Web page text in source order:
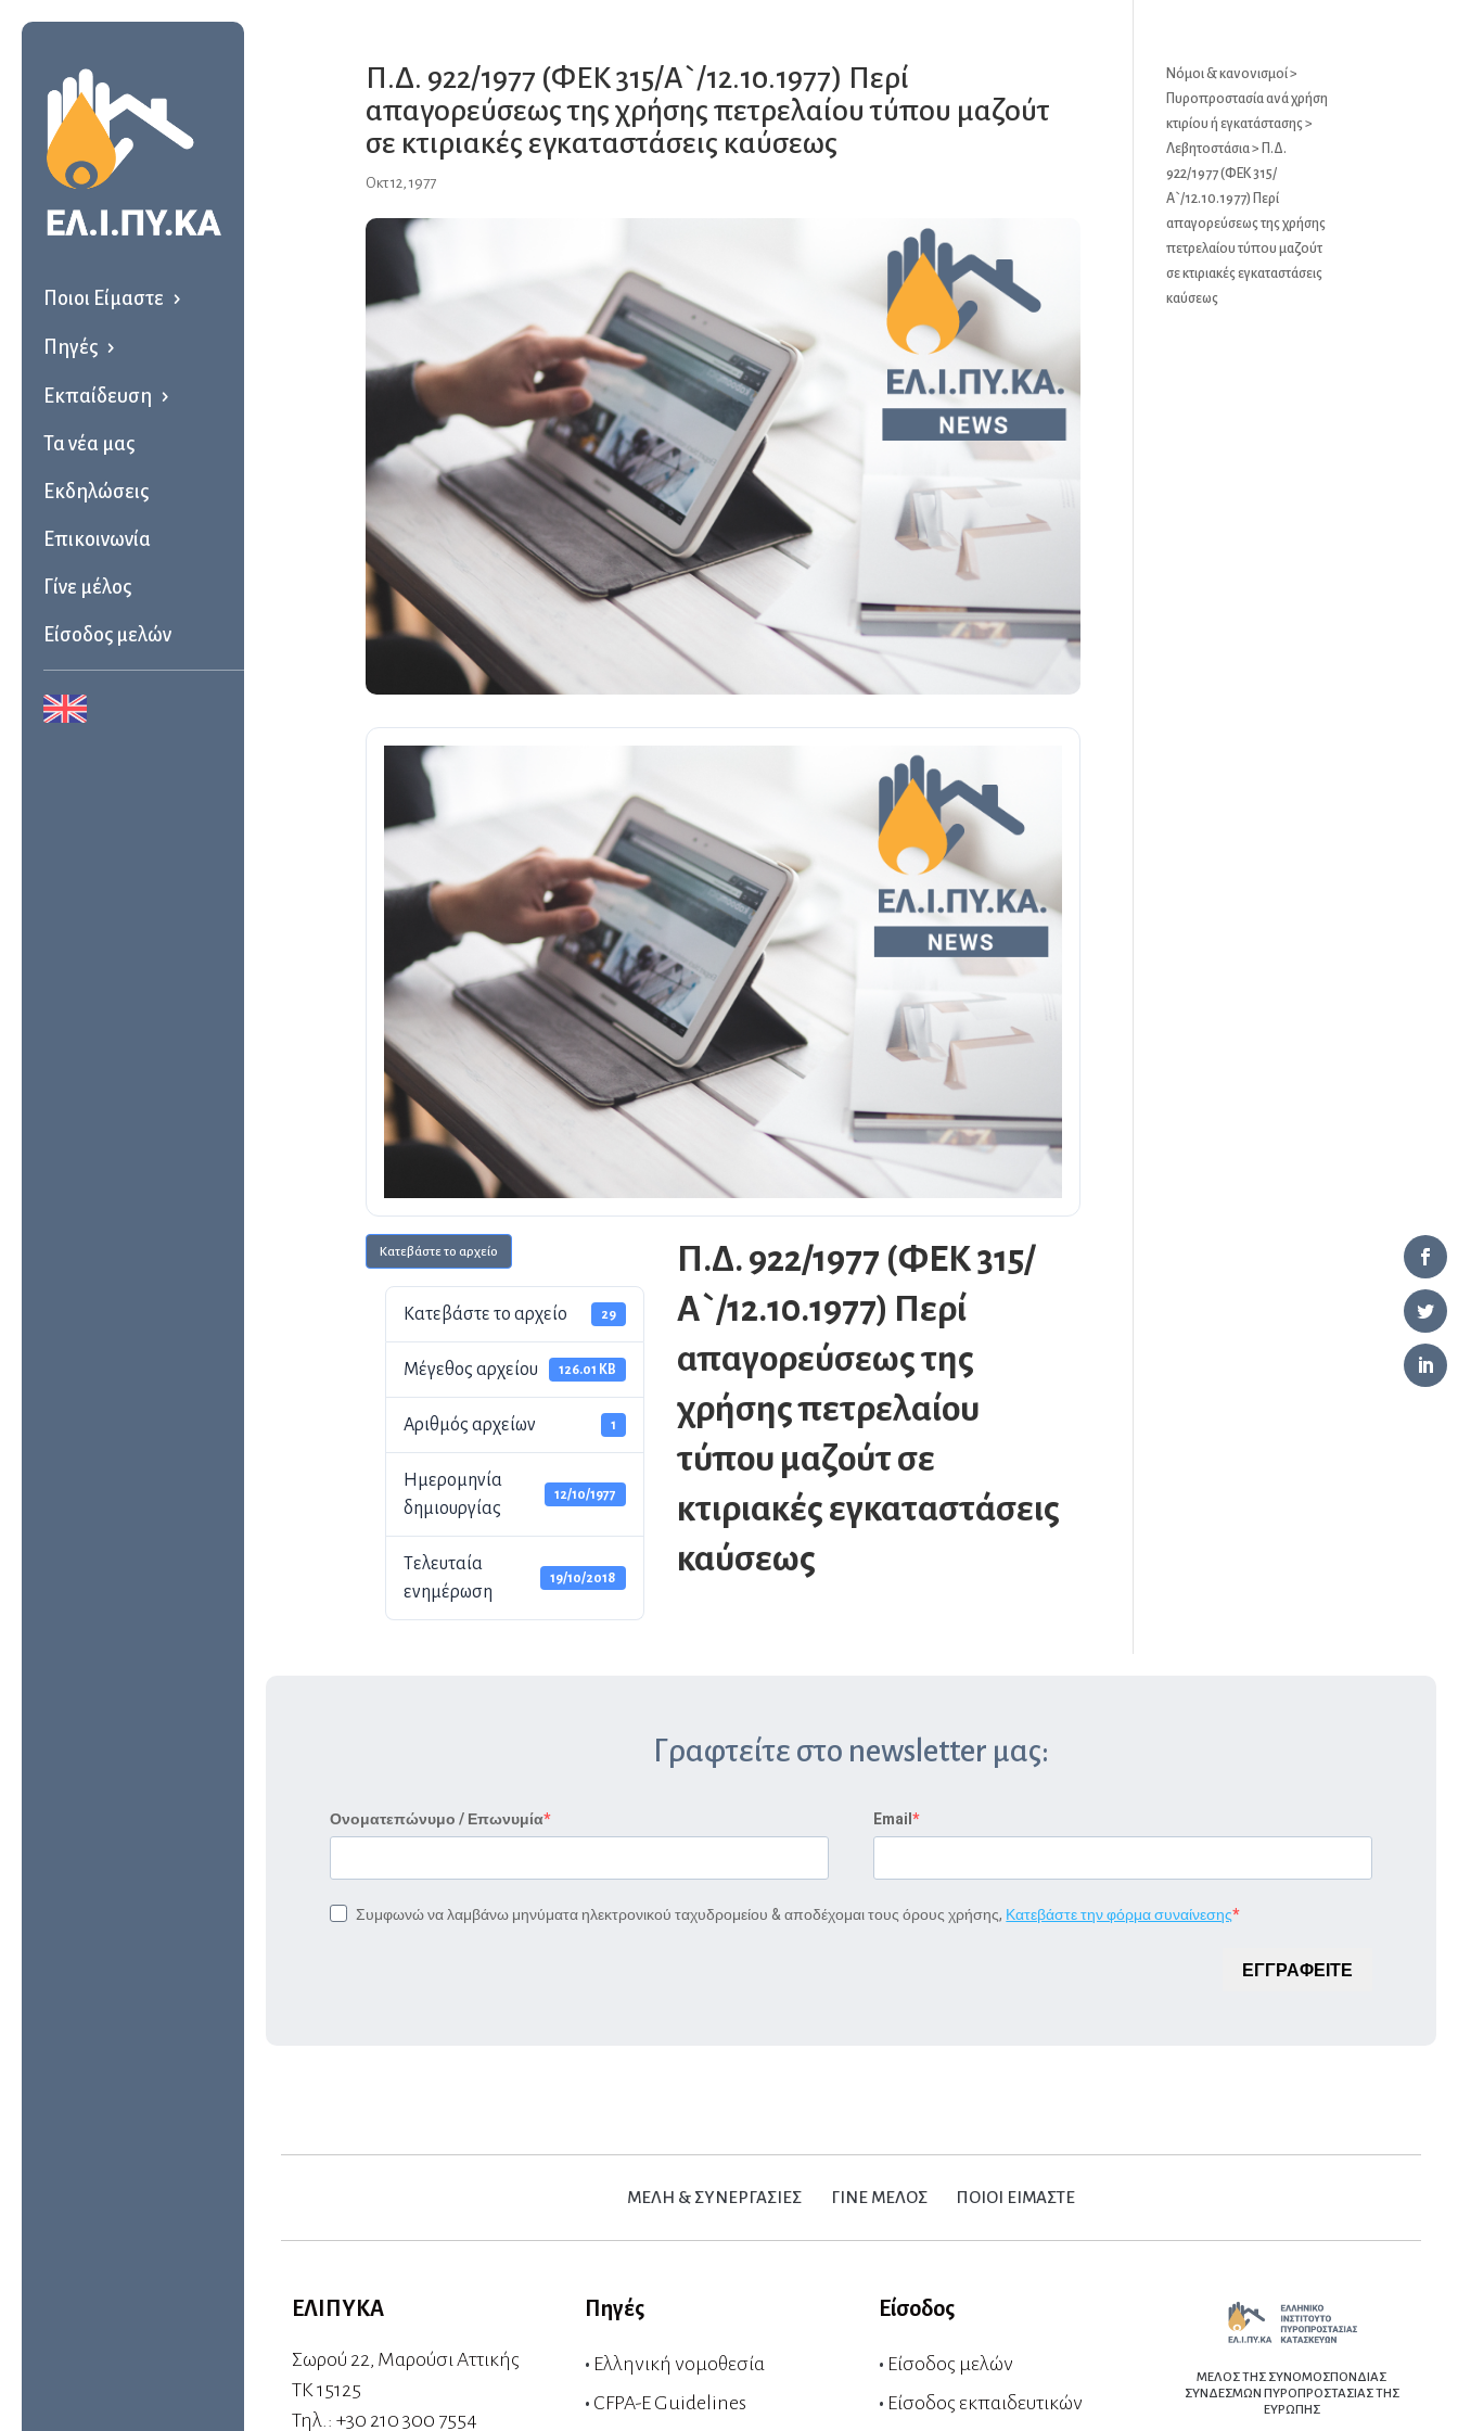
Ποιοι Είμαστε
Πηγές
Εκπαίδευση
Τα νέα μας
Εκδηλώσεις
Επικοινωνία
Γίνε μέλος
Είσοδος μελών
Π.Δ. 922/1977 (ΦΕΚ 315/Α`/12.10.1977) Περί
απαγορεύσεως της χρήσης πετρελαίου τύπου μαζούτ
σε κτιριακές εγκαταστάσεις καύσεως
Οκτ 12, 1977
Κατεβάστε το αρχείο
Κατεβάστε το αρχείο 29
Μέγεθος αρχείου 126.01 KB
Αριθμός αρχείων 1
Ημερομηνία
δημιουργίας
12/10/1977
Τελευταία
ενημέρωση
19/10/2018
Π.Δ. 922/1977 (ΦΕΚ 315/
Α`/12.10.1977) Περί
απαγορεύσεως της
χρήσης πετρελαίου
τύπου μαζούτ σε
κτιριακές εγκαταστάσεις
καύσεως
Νόμοι & κανονισμοί>
Πυροπροστασία ανά χρήση
κτιρίου ή εγκατάστασης>
Λεβητοστάσια> Π.Δ.
922/1977 (ΦΕΚ 315/
Α`/12.10.1977) Περί
απαγορεύσεως της χρήσης
πετρελαίου τύπου μαζούτ
σε κτιριακές εγκαταστάσεις
καύσεως
Γραφτείτε στο newsletter μας:
Ονοματεπώνυμο / Επωνυμία Email
Συμφωνώ να λαμβάνω μηνύματα ηλεκτρονικού ταχυδρομείου & αποδέχομαι τους όρους χρήσης, Κατεβάστε την φόρμα συναίνεσης
ΕΓΓΡΑΦΕΙΤΕ
ΜΕΛΗ & ΣΥΝΕΡΓΑΣΙΕΣ ΓΙΝΕ ΜΕΛΟΣ ΠΟΙΟΙ ΕΙΜΑΣΤΕ
ΕΛΙΠΥΚΑ
Σωρού 22, Μαρούσι Αττικής
ΤΚ 15125
Τηλ.: +30 210 300 7554
Πηγές
• Ελληνική νομοθεσία
• CFPA-E Guidelines
Είσοδος
• Είσοδος μελών
• Είσοδος εκπαιδευτικών
ΜΕΛΟΣ ΤΗΣ ΣΥΝΟΜΟΣΠΟΝΔΙΑΣ
ΣΥΝΔΕΣΜΩΝ ΠΥΡΟΠΡΟΣΤΑΣΙΑΣ ΤΗΣ
ΕΥΡΩΠΗΣ